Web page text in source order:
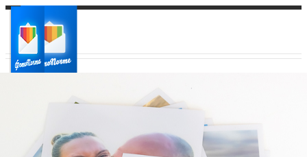
Ваш регион доставки